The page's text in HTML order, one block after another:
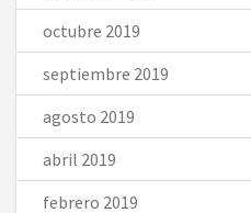
octubre 2019
septiembre 2019
agosto 2019
abril 2019
febrero 2019